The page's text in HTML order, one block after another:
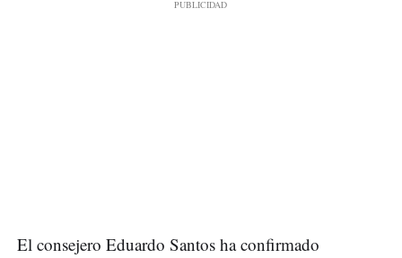
El consejero Eduardo Santos ha confirmado